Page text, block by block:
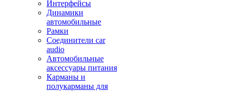
Интерфейсы
Динамики
автомобильные
Рамки
Соединители car
audio
Автомобильные
аксессуары питания
Карманы и
полукарманы для